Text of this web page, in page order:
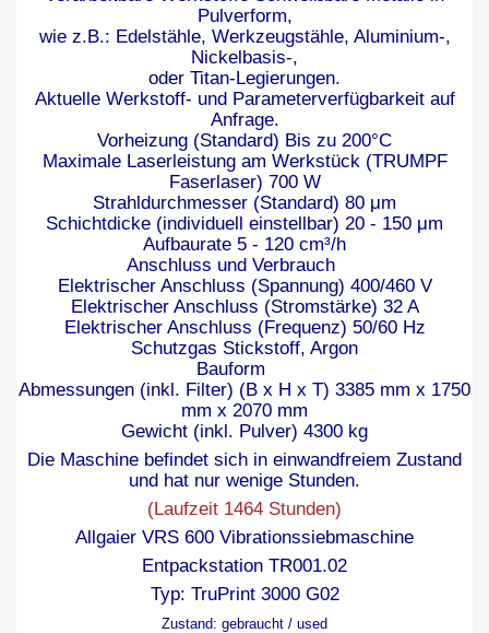
Pulverform,
wie z.B.: Edelstähle, Werkzeugstähle, Aluminium-,
Nickelbasis-,
oder Titan-Legierungen.
Aktuelle Werkstoff- und Parameterverfügbarkeit auf
Anfrage.
Vorheizung (Standard) Bis zu 200°C
Maximale Laserleistung am Werkstück (TRUMPF
Faserlaser) 700 W
Strahldurchmesser (Standard) 80 μm
Schichtdicke (individuell einstellbar) 20 - 150 μm
Aufbaurate 5 - 120 cm³/h
Anschluss und Verbrauch
Elektrischer Anschluss (Spannung) 400/460 V
Elektrischer Anschluss (Stromstärke) 32 A
Elektrischer Anschluss (Frequenz) 50/60 Hz
Schutzgas Stickstoff, Argon
Bauform
Abmessungen (inkl. Filter) (B x H x T) 3385 mm x 1750
mm x 2070 mm
Gewicht (inkl. Pulver) 4300 kg
Die Maschine befindet sich in einwandfreiem Zustand
und hat nur wenige Stunden.
(Laufzeit 1464 Stunden)
Allgaier VRS 600 Vibrationssiebmaschine
Entpackstation TR001.02
Typ: TruPrint 3000 G02
Zustand: gebraucht / used